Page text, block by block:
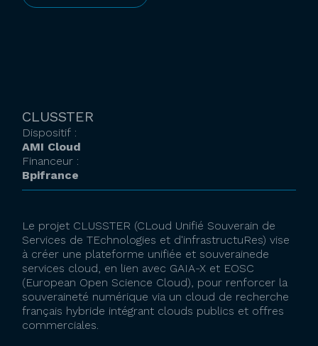
CLUSSTER
Dispositif :
AMI Cloud
Financeur :
Bpifrance
Le projet CLUSSTER (CLoud Unifié Souverain de
Services de TEchnologies et d'infrastructuRes) vise
à créer une plateforme unifiée et souverainede
services cloud, en lien avec GAIA-X et EOSC
(European Open Science Cloud), pour renforcer la
souveraineté numérique via un cloud de recherche
français hybride intégrant clouds publics et offres
commerciales.